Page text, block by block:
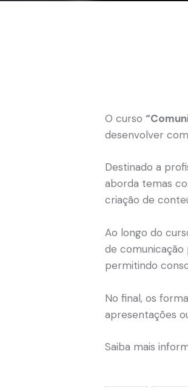
O curso
desenvolver
Destinado a
aborda temas
criação de
Ao longo do
de
permitindo
No final, os
apresentações
Saiba mais